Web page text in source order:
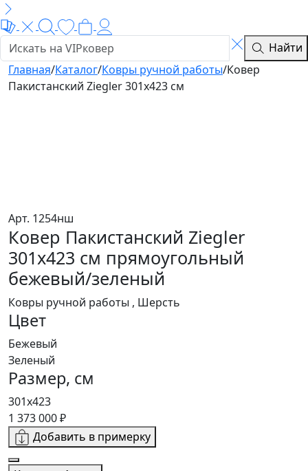
Найти
Главная/Каталог/Ковры ручной работы/Ковер
Пакистанский Ziegler 301x423 см
Арт. 1254нш
Ковер Пакистанский Ziegler
301x423 см прямоугольный
бежевый/зеленый
Ковры ручной работы , Шерсть
Цвет
Бежевый
Зеленый
Размер, см
301x423
1 373 000 ₽
Добавить в примерку